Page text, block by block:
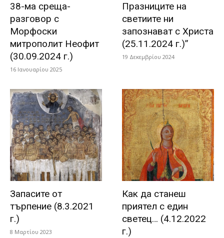
38-ма среща-
разговор с
Морфоски
митрополит Неофит
(30.09.2024 г.)
16 Ιανουαρίου 2025
Празниците на
светиите ни
запознават с Христа
(25.11.2024 г.)”
19 Δεκεμβρίου 2024
Запасите от
търпение (8.3.2021
г.)
8 Μαρτίου 2023
Как да станеш
приятел с един
светец… (4.12.2022
г.)